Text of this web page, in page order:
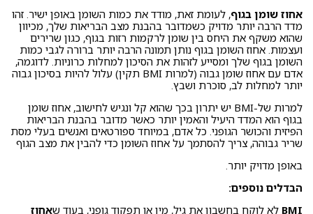
אחוז שומן בגוף, לעומת זאת, מודד את כמות השומן באופן ישיר. זהו
מדד הרבה יותר מדויק כשמדובר בהבנת מצב הבריאות שלך, מכיוון
שהוא משקף את היחס בין שומן לרקמות רזות בגוף, כגון שרירים
ועצמות. אחוז השומן בגוף נותן תמונה הרבה יותר ברורה לגבי כמות
השומן בגוף שלך ומסייע לזהות את הסיכון למחלות כרוניות. לדוגמה,
אדם עם אחוז שומן גבוה (למרות BMI תקין) עלול להיות בסיכון גבוה
יותר למחלות לב, סוכרת ושבץ.
למרות של-BMI יש יתרון בכך שהוא קל ונגיש לחישוב, אחוז שומן
בגוף הוא המדד היעיל והאמין יותר כאשר מדובר בהבנת הבריאות
הפיזית והכושר הגופני. כל אדם, במיוחד ספורטאים ואנשים בעלי מסת
שריר גבוהה, צריך להסתמך על אחוז השומן כדי להבין את מצב הגוף
באופן מדויק יותר.
הבדלים נוספים:
BMI לא לוקח בחשבון את גיל, מין או תפקוד גופני, בעוד שאחוז